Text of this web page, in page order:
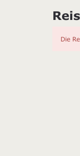
Die